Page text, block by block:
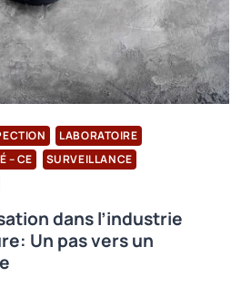
LABORATOIRE
– CE
SURVEILLANCE
dans l’industrie
Un pas vers un